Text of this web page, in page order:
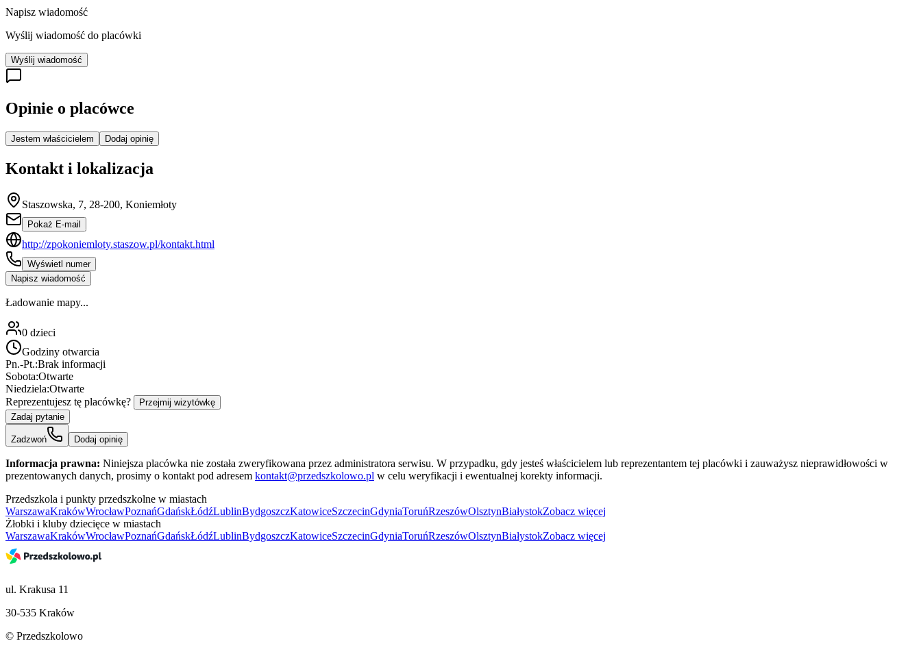
Napisz wiadomość
Wyślij wiadomość do placówki
Wyślij wiadomość
Opinie o placówce
Jestem właścicielem Dodaj opinię
Kontakt i lokalizacja
Staszowska, 7, 28-200, Koniemłoty
Pokaż E-mail
http://zpokoniemloty.staszow.pl/kontakt.html
Wyświetl numer
Napisz wiadomość
Ładowanie mapy...
0 dzieci
Godziny otwarcia
Pn.-Pt.:Brak informacji
Sobota:Otwarte
Niedziela:Otwarte
Reprezentujesz tę placówkę?
Przejmij wizytówkę
Zadaj pytanie
Zadzwoń Dodaj opinię
Informacja prawna: Niniejsza placówka nie została zweryfikowana przez administratora serwisu. W przypadku, gdy jesteś właścicielem lub reprezentantem tej placówki i zauważysz nieprawidłowości w
prezentowanych danych, prosimy o kontakt pod adresem kontakt@przedszkolowo.pl w celu weryfikacji i ewentualnej korekty informacji.
Przedszkola i punkty przedszkolne w miastach
WarszawaKrakówWrocławPoznańGdańskŁódźLublinBydgoszczKatowiceSzczecinGdyniaToruńRzeszówOlsztynBiałystokZobacz więcej
Żłobki i kluby dziecięce w miastach
WarszawaKrakówWrocławPoznańGdańskŁódźLublinBydgoszczKatowiceSzczecinGdyniaToruńRzeszówOlsztynBiałystokZobacz więcej
ul. Krakusa 11
30-535 Kraków
© Przedszkolowo